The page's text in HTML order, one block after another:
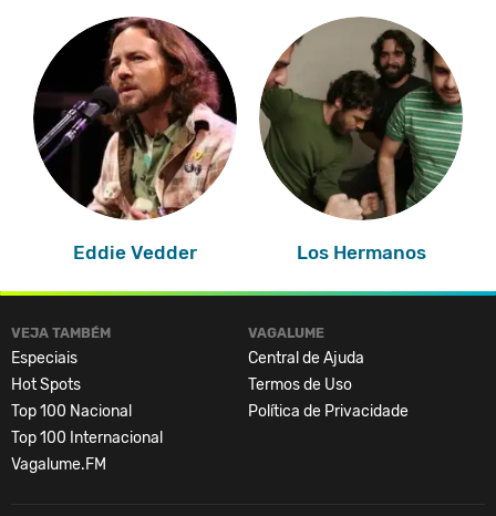
Eddie Vedder Los Hermanos
VEJA TAMBÉM
Especiais
Hot Spots
Top 100 Nacional
Top 100 Internacional
Vagalume.FM
VAGALUME
Central de Ajuda
Termos de Uso
Política de Privacidade